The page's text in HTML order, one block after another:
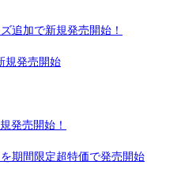
追加で新規発売開始！
規発売開始
発売開始！
期間限定超特価で発売開始